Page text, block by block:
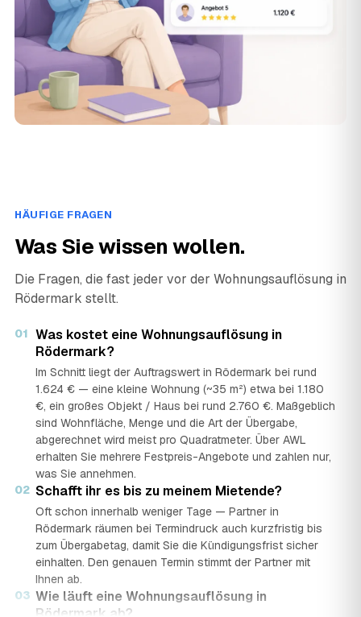
HÄUFIGE FRAGEN
Was Sie wissen wollen.
Die Fragen, die fast jeder vor der Wohnungsauflösung in
Rödermark stellt.
01 Was kostet eine Wohnungsauflösung in
Rödermark?
Im Schnitt liegt der Auftragswert in Rödermark bei rund
1.624 € — eine kleine Wohnung (~35 m²) etwa bei 1.180
€, ein großes Objekt / Haus bei rund 2.760 €. Maßgeblich
sind Wohnfläche, Menge und die Art der Übergabe,
abgerechnet wird meist pro Quadratmeter. Über AWL
erhalten Sie mehrere Festpreis-Angebote und zahlen nur,
was Sie annehmen.
02 Schafft ihr es bis zu meinem Mietende?
Oft schon innerhalb weniger Tage — Partner in
Rödermark räumen bei Termindruck auch kurzfristig bis
zum Übergabetag, damit Sie die Kündigungsfrist sicher
einhalten. Den genauen Termin stimmt der Partner mit
Ihnen ab.
03 Wie läuft eine Wohnungsauflösung in
Rödermark ab?